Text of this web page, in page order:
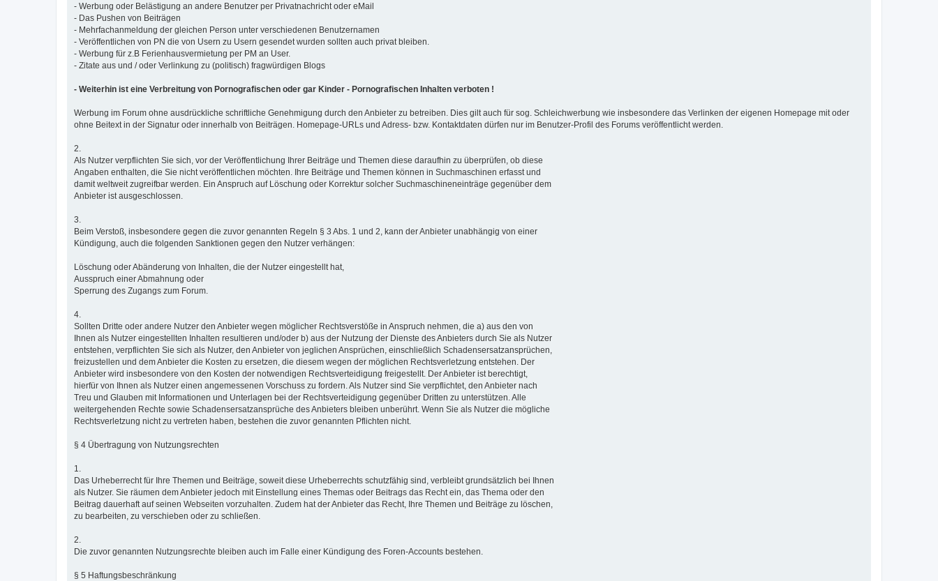
- Werbung oder Belästigung an andere Benutzer per Privatnachricht oder eMail
- Das Pushen von Beiträgen
- Mehrfachanmeldung der gleichen Person unter verschiedenen Benutzernamen
- Veröffentlichen von PN die von Usern zu Usern gesendet wurden sollten auch privat bleiben.
- Werbung für z.B Ferienhausvermietung per PM an User.
- Zitate aus und / oder Verlinkung zu (politisch) fragwürdigen Blogs
- Weiterhin ist eine Verbreitung von Pornografischen oder gar Kinder - Pornografischen Inhalten verboten !
Werbung im Forum ohne ausdrückliche schriftliche Genehmigung durch den Anbieter zu betreiben. Dies gilt auch für sog. Schleichwerbung wie insbesondere das Verlinken der eigenen Homepage mit oder
ohne Beitext in der Signatur oder innerhalb von Beiträgen. Homepage-URLs und Adress- bzw. Kontaktdaten dürfen nur im Benutzer-Profil des Forums veröffentlicht werden.
2.
Als Nutzer verpflichten Sie sich, vor der Veröffentlichung Ihrer Beiträge und Themen diese daraufhin zu überprüfen, ob diese
Angaben enthalten, die Sie nicht veröffentlichen möchten. Ihre Beiträge und Themen können in Suchmaschinen erfasst und
damit weltweit zugreifbar werden. Ein Anspruch auf Löschung oder Korrektur solcher Suchmaschineneinträge gegenüber dem
Anbieter ist ausgeschlossen.
3.
Beim Verstoß, insbesondere gegen die zuvor genannten Regeln § 3 Abs. 1 und 2, kann der Anbieter unabhängig von einer
Kündigung, auch die folgenden Sanktionen gegen den Nutzer verhängen:
Löschung oder Abänderung von Inhalten, die der Nutzer eingestellt hat,
Ausspruch einer Abmahnung oder
Sperrung des Zugangs zum Forum.
4.
Sollten Dritte oder andere Nutzer den Anbieter wegen möglicher Rechtsverstöße in Anspruch nehmen, die a) aus den von
Ihnen als Nutzer eingestellten Inhalten resultieren und/oder b) aus der Nutzung der Dienste des Anbieters durch Sie als Nutzer
entstehen, verpflichten Sie sich als Nutzer, den Anbieter von jeglichen Ansprüchen, einschließlich Schadensersatzansprüchen,
freizustellen und dem Anbieter die Kosten zu ersetzen, die diesem wegen der möglichen Rechtsverletzung entstehen. Der
Anbieter wird insbesondere von den Kosten der notwendigen Rechtsverteidigung freigestellt. Der Anbieter ist berechtigt,
hierfür von Ihnen als Nutzer einen angemessenen Vorschuss zu fordern. Als Nutzer sind Sie verpflichtet, den Anbieter nach
Treu und Glauben mit Informationen und Unterlagen bei der Rechtsverteidigung gegenüber Dritten zu unterstützen. Alle
weitergehenden Rechte sowie Schadensersatzansprüche des Anbieters bleiben unberührt. Wenn Sie als Nutzer die mögliche
Rechtsverletzung nicht zu vertreten haben, bestehen die zuvor genannten Pflichten nicht.
§ 4 Übertragung von Nutzungsrechten
1.
Das Urheberrecht für Ihre Themen und Beiträge, soweit diese Urheberrechts schutzfähig sind, verbleibt grundsätzlich bei Ihnen
als Nutzer. Sie räumen dem Anbieter jedoch mit Einstellung eines Themas oder Beitrags das Recht ein, das Thema oder den
Beitrag dauerhaft auf seinen Webseiten vorzuhalten. Zudem hat der Anbieter das Recht, Ihre Themen und Beiträge zu löschen,
zu bearbeiten, zu verschieben oder zu schließen.
2.
Die zuvor genannten Nutzungsrechte bleiben auch im Falle einer Kündigung des Foren-Accounts bestehen.
§ 5 Haftungsbeschränkung